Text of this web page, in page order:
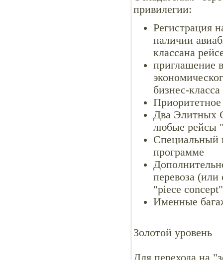
привилегии:
Регистрация
наличии
классана
приглашение
бизнес-
Два Элитных
любые рейсы
Специальный
программе
перевоза (или
"piece
Именные
Золотой уровень